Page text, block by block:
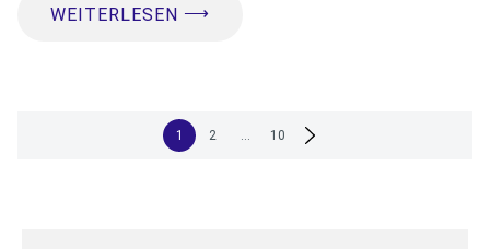
WEITERLESEN ⟶
Seitennummerierung
1 2 … 10